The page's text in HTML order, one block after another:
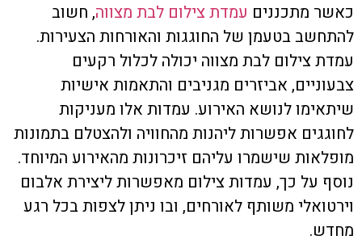
כאשר מתכננים עמדת צילום לבת מצווה, חשוב
להתחשב בטעמן של החוגגות והאורחות הצעירות.
עמדת צילום לבת מצווה יכולה לכלול רקעים
צבעוניים, אביזרים מגניבים והתאמות אישיות
שיתאימו לנושא האירוע. עמדות אלו מעניקות
לחוגגים אפשרות ליהנות מהחוויה ולהצטלם בתמונות
מופלאות שישמרו עליהם זיכרונות מהאירוע המיוחד.
נוסף על כך, עמדות צילום מאפשרות ליצירת אלבום
וירטואלי משותף לאורחים, ובו ניתן לצפות בכל רגע
מחדש.